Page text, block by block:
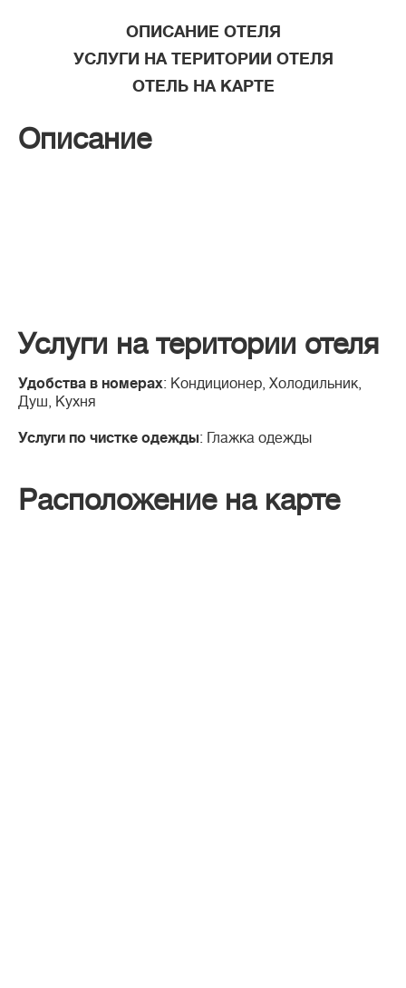
ОПИСАНИЕ ОТЕЛЯ
УСЛУГИ НА ТЕРИТОРИИ ОТЕЛЯ
ОТЕЛЬ НА КАРТЕ
Описание
Услуги на територии отеля
Удобства в номерах: Кондиционер, Холодильник,
Душ, Кухня
Услуги по чистке одежды: Глажка одежды
Расположение на карте